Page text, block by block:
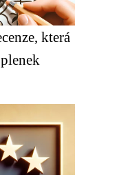
která